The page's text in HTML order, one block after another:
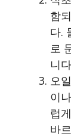
함
다.
로
니
오
이
럽
바